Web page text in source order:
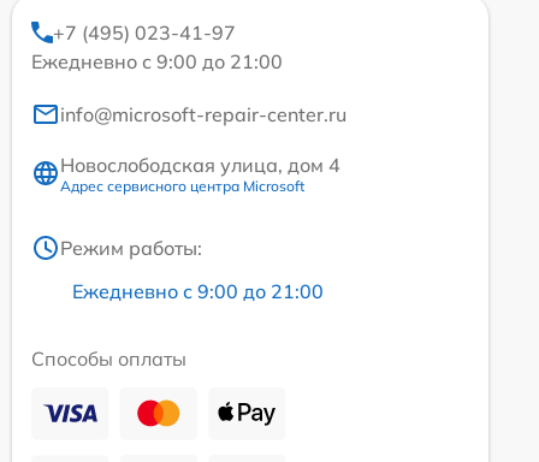
+7 (495) 023-41-97
Ежедневно с 9:00 до 21:00
info@microsoft-repair-center.ru
Новослободская улица, дом 4
Адрес сервисного центра Microsoft
Режим работы:
Ежедневно с 9:00 до 21:00
Способы оплаты